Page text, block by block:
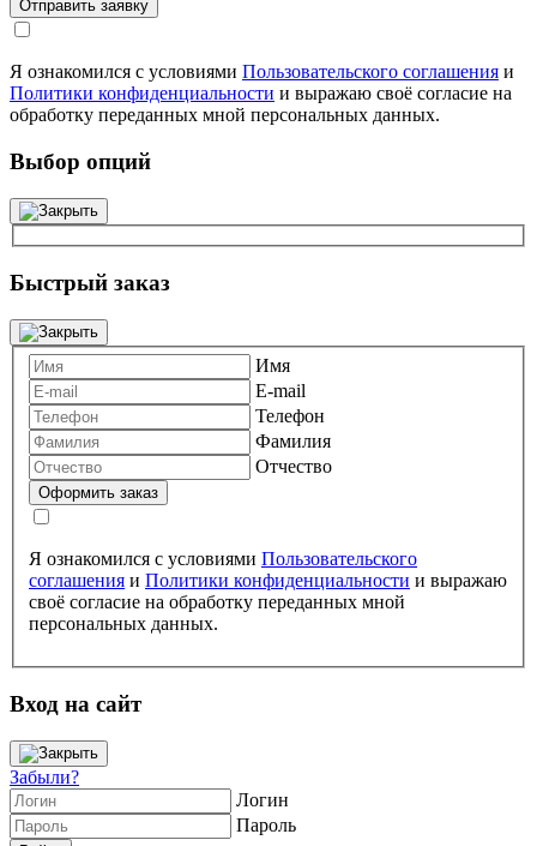
Я ознакомился с условиями Пользовательского соглашения и
Политики конфиденциальности и выражаю своё согласие на
обработку переданных мной персональных данных.
Выбор опций
Быстрый заказ
Имя
E-mail
Телефон
Фамилия
Отчество
Я ознакомился с условиями Пользовательского
соглашения и Политики конфиденциальности и выражаю
своё согласие на обработку переданных мной
персональных данных.
Вход на сайт
Забыли?
Логин
Пароль